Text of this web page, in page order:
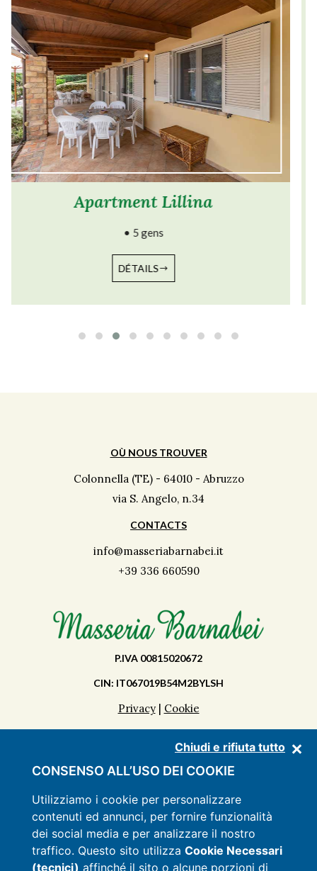
Chiudi e rifiuta tutto
CONSENSO ALL’USO DEI COOKIE
Utilizziamo i cookie per personalizzare
contenuti ed annunci, per fornire funzionalità
dei social media e per analizzare il nostro
traffico. Questo sito utilizza Cookie Necessari
(tecnici) affinché il sito o alcune porzioni di
Apartment Corbezzolo
• 4 gens
DÉTAILS
OÙ NOUS TROUVER
Colonnella (TE) - 64010 - Abruzzo
via S. Angelo, n.34
CONTACTS
info@masseriabarnabei.it
+39 336 660590
P.IVA 00815020672
CIN: IT067019B54M2BYLSH
Privacy| Cookie
DÉCOUVRIR LA MASSERIA
SERVICES
LISTE